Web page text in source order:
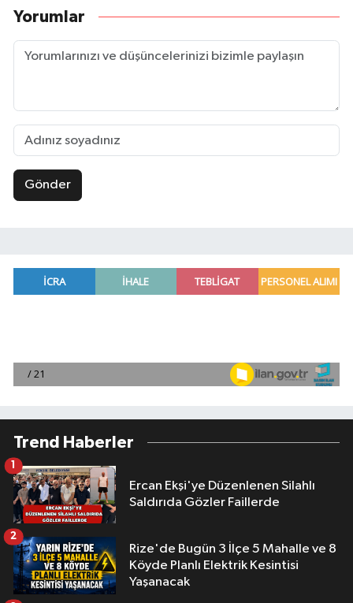
Yorumlar
Gönder
Trend Haberler
Ercan Ekşi'ye Düzenlenen Silahlı
Saldırıda Gözler Faillerde
1
Rize'de Bugün 3 İlçe 5 Mahalle ve 8
Köyde Planlı Elektrik Kesintisi
Yaşanacak
2